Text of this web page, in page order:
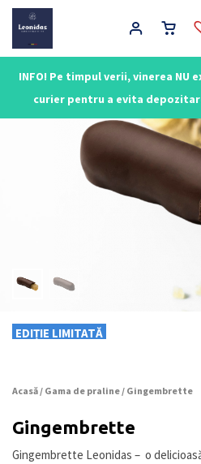
INFO! Pe timpul verii, vinerea NU
curier pentru a evita
Main Navigation
Acasă/ Gama de praline/ Gingembrette
Gingembrette
Gingembrette Leonidas – o
EDIȚIE LIMITATĂ